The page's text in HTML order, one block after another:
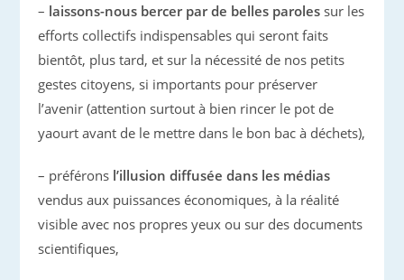
– laissons-nous bercer par de belles paroles sur les
efforts collectifs indispensables qui seront faits
bientôt, plus tard, et sur la nécessité de nos petits
gestes citoyens, si importants pour préserver
l’avenir (attention surtout à bien rincer le pot de
yaourt avant de le mettre dans le bon bac à déchets),
– préférons l’illusion diffusée dans les médias
vendus aux puissances économiques, à la réalité
visible avec nos propres yeux ou sur des documents
scientifiques,